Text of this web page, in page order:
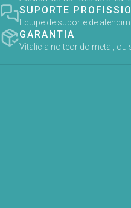
SUPORTE
Equipe de suporte de
GARANTIA
Vitalícia no teor do metal, ou